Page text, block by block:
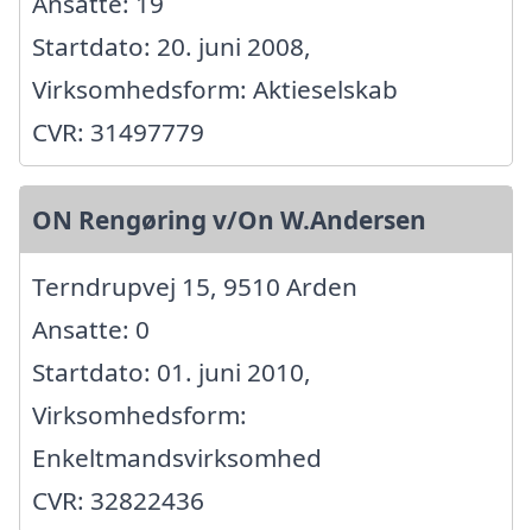
Startdato: 20. juni 2008,
Virksomhedsform: Aktieselskab
CVR: 31497779
ON Rengøring v/On W.Andersen
Terndrupvej 15, 9510 Arden
Ansatte: 0
Startdato: 01. juni 2010,
Virksomhedsform:
Enkeltmandsvirksomhed
CVR: 32822436